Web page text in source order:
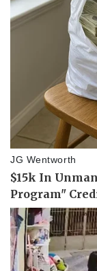
Pháp luật
Vụ án
Tin nóng
Tư vấn luật